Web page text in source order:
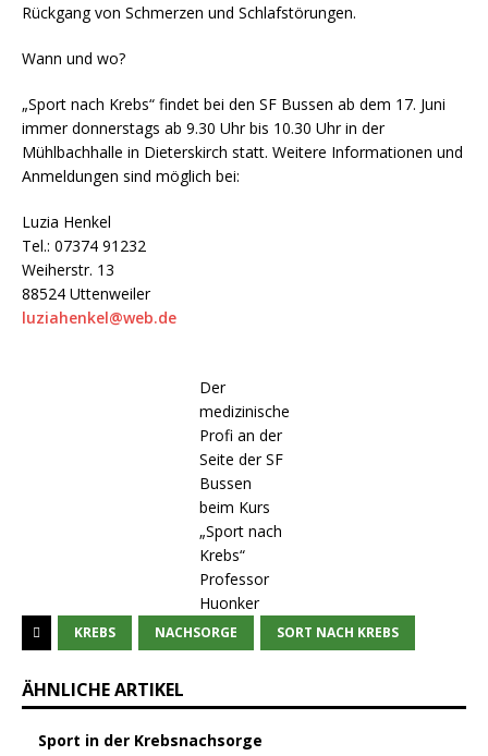
Rückgang von Schmerzen und Schlafstörungen.
Wann und wo?
„Sport nach Krebs“ findet bei den SF Bussen ab dem 17. Juni
immer donnerstags ab 9.30 Uhr bis 10.30 Uhr in der
Mühlbachhalle in Dieterskirch statt. Weitere Informationen und
Anmeldungen sind möglich bei:
Luzia Henkel
Tel.: 07374 91232
Weiherstr. 13
88524 Uttenweiler
luziahenkel@web.de
Der
medizinische
Profi an der
Seite der SF
Bussen
beim Kurs
„Sport nach
Krebs“
Professor
Huonker
KREBS NACHSORGE SORT NACH KREBS
ÄHNLICHE ARTIKEL
Sport in der Krebsnachsorge